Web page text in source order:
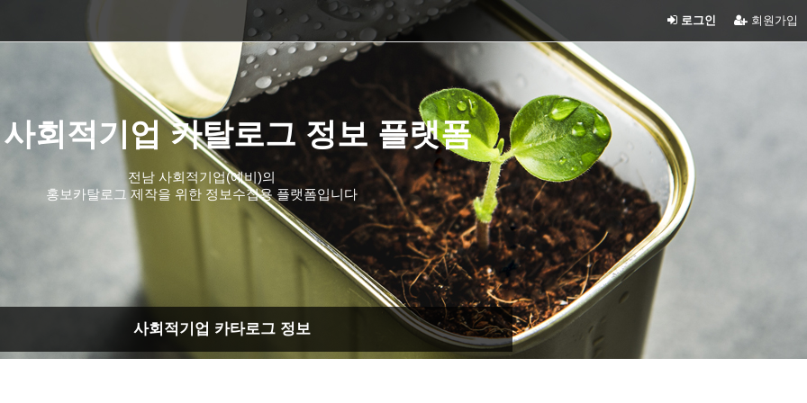
회원가입
로그인
회적기업 카탈로그 정보 플랫폼
전남 사회적기업(예비)의
홍보카탈로그 제작을 위한 정보수집용 플랫폼입니다
사회적기업 카타로그 정보